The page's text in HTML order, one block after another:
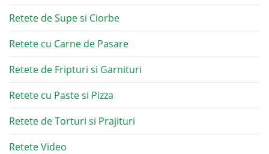
Retete de Supe si Ciorbe
Retete cu Carne de Pasare
Retete de Fripturi si Garnituri
Retete cu Paste si Pizza
Retete de Torturi si Prajituri
Retete Video